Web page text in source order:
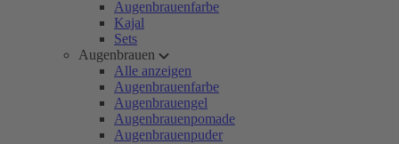
Augenbrauenfarbe
Kajal
Sets
Augenbrauen
Alle anzeigen
Augenbrauenfarbe
Augenbrauengel
Augenbrauenpomade
Augenbrauenpuder